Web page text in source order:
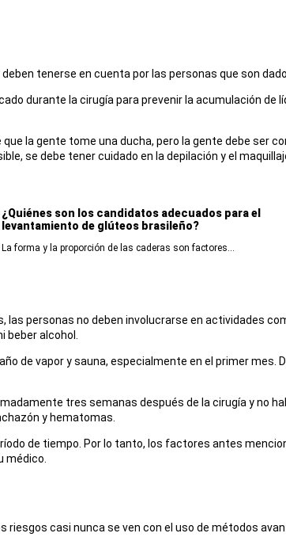
tenerse en cuenta por las personas que son
durante la cirugía para prevenir la acumulación de
la gente tome una ducha, pero la gente debe ser
se debe tener cuidado en la depilación y el
¿Quiénes son los candidatos adecuados para el
levantamiento de glúteos brasileño?
La forma y la proporción de las caderas son factores...
las personas no deben involucrarse en actividades
alcohol.
de vapor y sauna, especialmente en el primer mes.
tres semanas después de la cirugía y no
y hematomas.
de tiempo. Por lo tanto, los factores antes
médico.
casi nunca se ven con el uso de métodos